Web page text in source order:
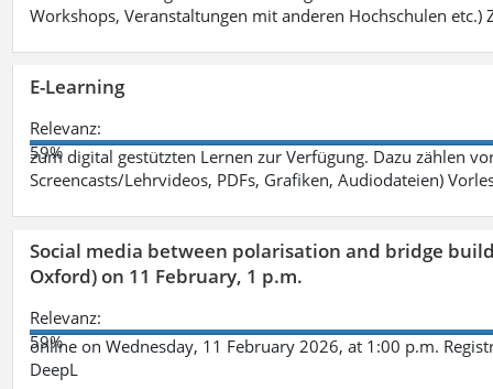
Workshops, Veranstaltungen mit anderen Hochschulen etc.)
E-Learning
Relevanz:
59%
zum digital gestützten Lernen zur Verfügung. Dazu zählen
Screencasts/Lehrvideos, PDFs, Grafiken, Audiodateien)
Social media between polarisation and bridge
Oxford) on 11 February, 1 p.m.
Relevanz:
59%
online on Wednesday, 11 February 2026, at 1:00 p.m.
DeepL